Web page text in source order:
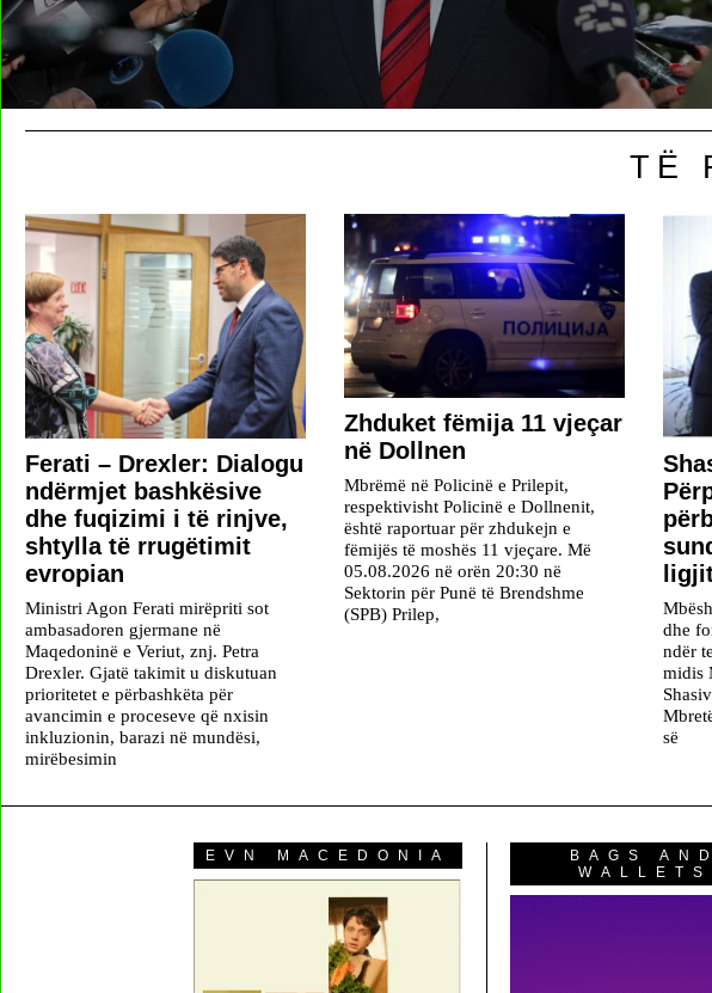
TË
Ferati – Drexler: Dialogu
ndërmjet bashkësive
dhe fuqizimi i të rinjve,
shtylla të rrugëtimit
evropian
Ministri Agon Ferati mirëpriti sot
ambasadoren gjermane në
Maqedoninë e Veriut, znj. Petra
Drexler. Gjatë takimit u diskutuan
prioritetet e përbashkëta për
avancimin e proceseve që nxisin
inkluzionin, barazi në mundësi,
mirëbesimin
Zhduket fëmija 11 vjeçar
në Dollnen
Mbrëmë në Policinë e Prilepit,
respektivisht Policinë e Dollnenit,
është raportuar për zhdukejn e
fëmijës të moshës 11 vjeçare. Më
05.08.2026 në orën 20:30 në
Sektorin për Punë të Brendshme
(SPB) Prilep,
dhe
ndër
midis
së
EVN MACEDONIA
BAGS AND
WALLETS